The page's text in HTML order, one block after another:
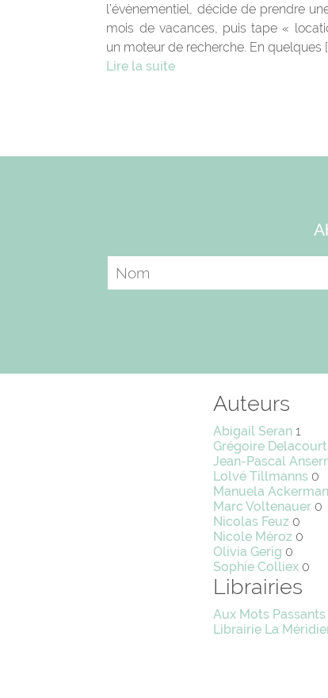
l’évènementiel, décide de prendre
mois de vacances, puis tape «
un moteur de recherche. En quelques
Lire la suite
Auteurs
Abigail Seran1
Grégoire Delacourt
Jean-Pascal
Lolvé Tillmanns0
Manuela
Marc Voltenauer0
Nicolas Feuz0
Nicole Méroz0
Olivia Gerig 0
Sophie Colliex0
Librairies
Aux Mots Passants
Librairie La